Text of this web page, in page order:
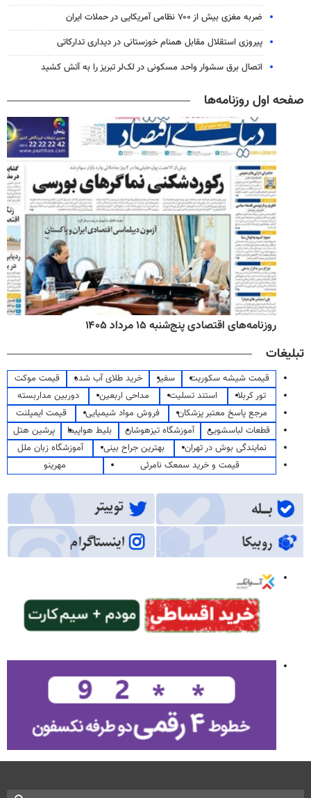
ضربه مغزی بیش از ۷۰۰ نظامی آمریکایی در حملات ایران
پیروزی استقلال مقابل همنام خوزستانی در دیداری تدارکاتی
اتصال برق سشوار واحد مسکونی در لک‌لر تبریز را به آتش کشید
صفحه اول روزنامه‌ها
روزنامه‌های اقتصادی پنج‌شنبه ۱۵ مرداد ۱۴۰۵
تبلیغات
قیمت شیشه سکوریت سفیر خرید طلای آب شده
قیمت موکت
تور کربلا
استند تسلیت مداحی اربعین
دوربین مداربسته
مرجع پاسخ معتبر پزشکان
فروش مواد شیمیایی
قیمت ایمپلنت
قطعات لباسشویی
آموزشگاه تیزهوشان بلیط هواپیما
پرشین هتل
نمایندگی بوش در تهران
بهترین جراح بینی
آموزشگاه زبان ملل
قیمت و خرید سمعک نامرئی
مهرینو